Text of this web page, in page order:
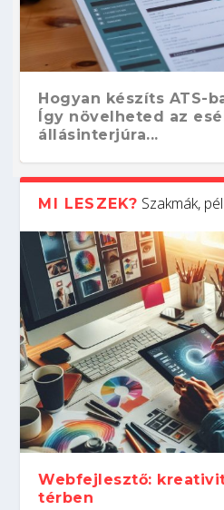
Hogyan készíts ATS-
Így növelheted az
állásinterjúra...
Kitalálod, mire
gépeket?
Nem sikerült az
Tanulj szakmát!
Szoftverfejlesztő:
amikor néhány sor
világversenyt...
Digitális detox –
telefon nélkül?
MI LESZEK? Szakmák,
Webfejlesztő:
térben